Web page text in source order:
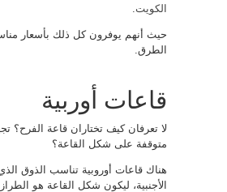
الكويت
حيث أنهم يوفرون كل ذلك بأسعار
الطرق.
قاعات أوربية
لا تعرفان كيف تختاران قاعة الفرح؟
متوقفة على شكل القاعة؟
هناك قاعات أوروبية تناسب الذوق الذي
الأجنبية، ليكون شكل القاعة هو الطراز